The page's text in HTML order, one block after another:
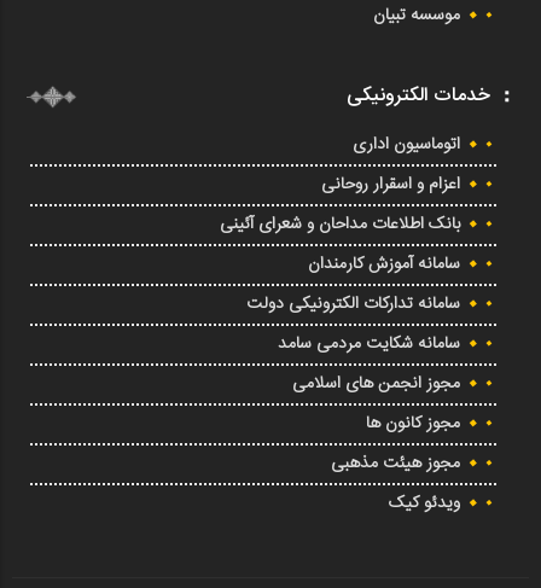
موسسه تبیان
خدمات الکترونیکی
اتوماسیون اداری
اعزام و اسقرار روحانی
بانک اطلاعات مداحان و شعرای آئینی
سامانه آموزش کارمندان
سامانه تدارکات الکترونیکی دولت
سامانه شکایت مردمی سامد
مجوز انجمن های اسلامی
مجوز کانون ها
مجوز هیئت مذهبی
ویدئو کیک